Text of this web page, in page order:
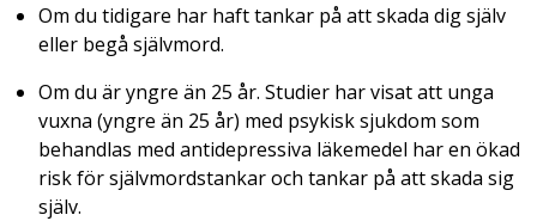
Om du tidigare har haft tankar på att skada dig själv
eller begå självmord.
Om du äryngre än 25 år. Studier har visat att unga
vuxna (yngre än 25 år) med psykisk sjukdom som
behandlas med antidepressiva läkemedel har en ökad
risk för självmordstankar och tankar på att skada sig
själv.